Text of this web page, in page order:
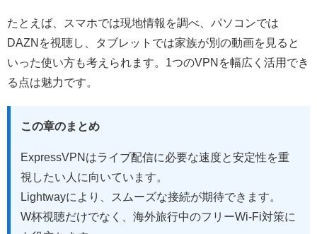
たとえば、スマホでは現地情報を調べ、パソコンでは
DAZNを視聴し、タブレットでは家族が別の動画を見ると
いった使い方も考えられます。1つのVPNを幅広く活用でき
る点は魅力です。
この章のまとめ
ExpressVPNはライブ配信に必要な速度と安定性を重
視したい人に向いています。
Lightwayにより、スムーズな接続が期待できます。
W杯視聴だけでなく、海外旅行中のフリーWi-Fi対策に